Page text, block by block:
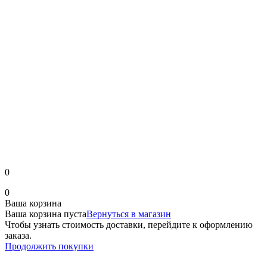
0
0
Ваша корзина
Ваша корзина пустаВернуться в магазин
Чтобы узнать стоимость доставки, перейдите к оформлению
заказа.
Продолжить покупки